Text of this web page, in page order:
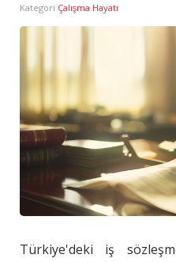
Kategori Çalışma Hayatı
Türkiye'deki iş